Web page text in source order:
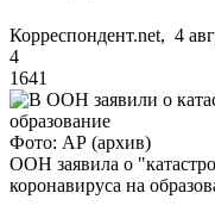
Корреспондент.net, 4
4
1641
Фото: АР (архив)
ООН заявила о
коронавируса на